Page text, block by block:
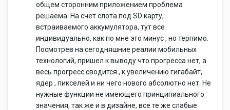
общем сторонним приложением проблема
решаема. На счет слота под SD карту,
встраиваемого аккумулятора, тут все
индивидуально, как по мне это минус , но терпимо.
Посмотрев на сегодняшние реалии мобильных
технологий, пришел к выводу что прогресса нет, а
весь прогресс сводится , к увеличению гигабайт,
ядер , пикселей и ни чего нового абсолютно нет. Не
нужные функции не имеющего принципиального
значения, так же и в дизайне, все те же слабые